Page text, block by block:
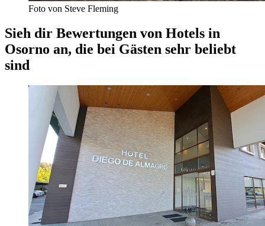
Foto von Steve Fleming
Sieh dir Bewertungen von Hotels in
Osorno an, die bei Gästen sehr beliebt
sind